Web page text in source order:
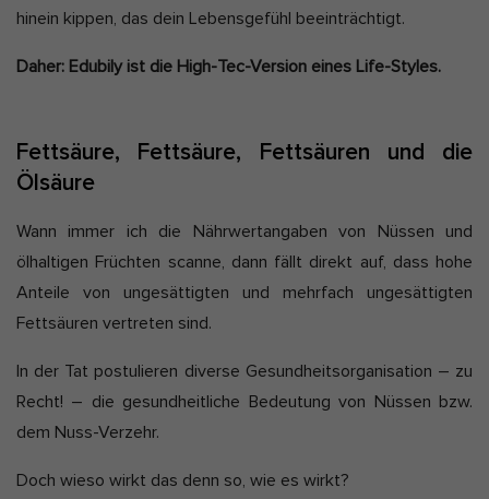
hinein kippen, das dein Lebensgefühl beeinträchtigt.
Daher: Edubily ist die High-Tec-Version eines Life-Styles.
Fettsäure, Fettsäure, Fettsäuren und die
Ölsäure
Wann immer ich die Nährwertangaben von Nüssen und
ölhaltigen Früchten scanne, dann fällt direkt auf, dass hohe
Anteile von ungesättigten und mehrfach ungesättigten
Fettsäuren vertreten sind.
In der Tat postulieren diverse Gesundheitsorganisation – zu
Recht! – die gesundheitliche Bedeutung von Nüssen bzw.
dem Nuss-Verzehr.
Doch wieso wirkt das denn so, wie es wirkt?